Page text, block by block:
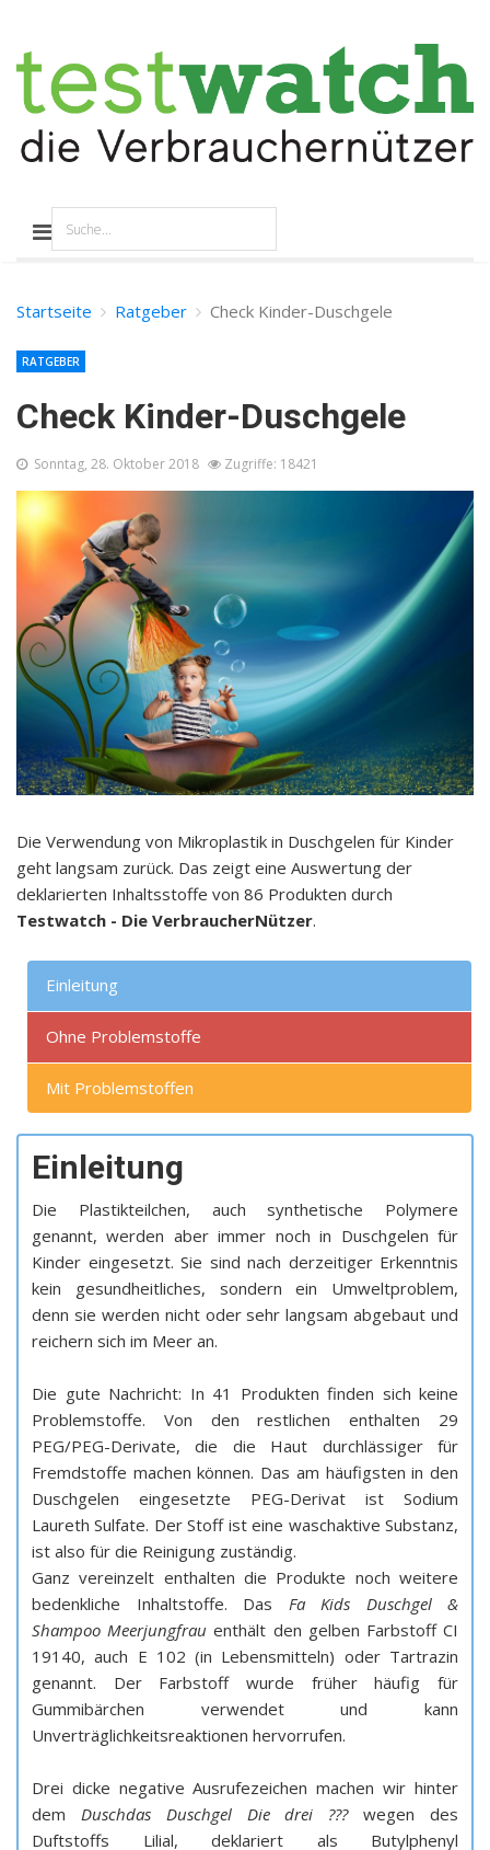
Startseite Ratgeber Check Kinder-Duschgele
Check Kinder-Duschgele
RATGEBER
Sonntag, 28. Oktober 2018 Zugriffe: 18421
Die Verwendung von Mikroplastik in Duschgelen für Kinder
geht langsam zurück. Das zeigt eine Auswertung der
deklarierten Inhaltsstoffe von 86 Produkten durch
Testwatch - Die VerbraucherNützer.
Einleitung
Ohne Problemstoffe
Mit Problemstoffen
Einleitung
Die Plastikteilchen, auch synthetische Polymere
genannt, werden aber immer noch in Duschgelen für
Kinder eingesetzt. Sie sind nach derzeitiger Erkenntnis
kein gesundheitliches, sondern ein Umweltproblem,
denn sie werden nicht oder sehr langsam abgebaut und
reichern sich im Meer an.
Die gute Nachricht: In 41 Produkten finden sich keine
Problemstoffe. Von den restlichen enthalten 29
PEG/PEG-Derivate, die die Haut durchlässiger für
Fremdstoffe machen können. Das am häufigsten in den
Duschgelen eingesetzte PEG-Derivat ist Sodium
Laureth Sulfate. Der Stoff ist eine waschaktive Substanz,
ist also für die Reinigung zuständig.
Ganz vereinzelt enthalten die Produkte noch weitere
bedenkliche Inhaltstoffe. Das Fa Kids Duschgel &
Shampoo Meerjungfrau enthält den gelben Farbstoff CI
19140, auch E 102 (in Lebensmitteln) oder Tartrazin
genannt. Der Farbstoff wurde früher häufig für
Gummibärchen verwendet und kann
Unverträglichkeitsreaktionen hervorrufen.
Drei dicke negative Ausrufezeichen machen wir hinter
dem Duschdas Duschgel Die drei ???wegen des
Duftstoffs Lilial, deklariert als Butylphenyl